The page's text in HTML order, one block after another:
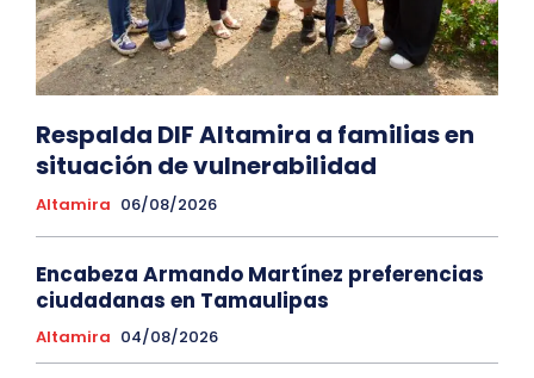
Respalda DIF Altamira a familias en
situación de vulnerabilidad
Altamira 06/08/2026
Encabeza Armando Martínez preferencias
ciudadanas en Tamaulipas
Altamira 04/08/2026